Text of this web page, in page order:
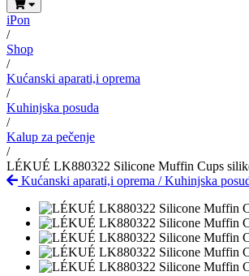
iPon
/
Shop
/
Kućanski aparati,i oprema
/
Kuhinjska posuda
/
Kalup za pečenje
/
LÉKUÉ LK880322 Silicone Muffin Cups
Kućanski aparati,i oprema /Kuhinjska